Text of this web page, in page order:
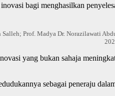
bagi menghasilkan
Prof. Madya Dr. Norazilawati
yang bukan sahaja
sebagai peneraju